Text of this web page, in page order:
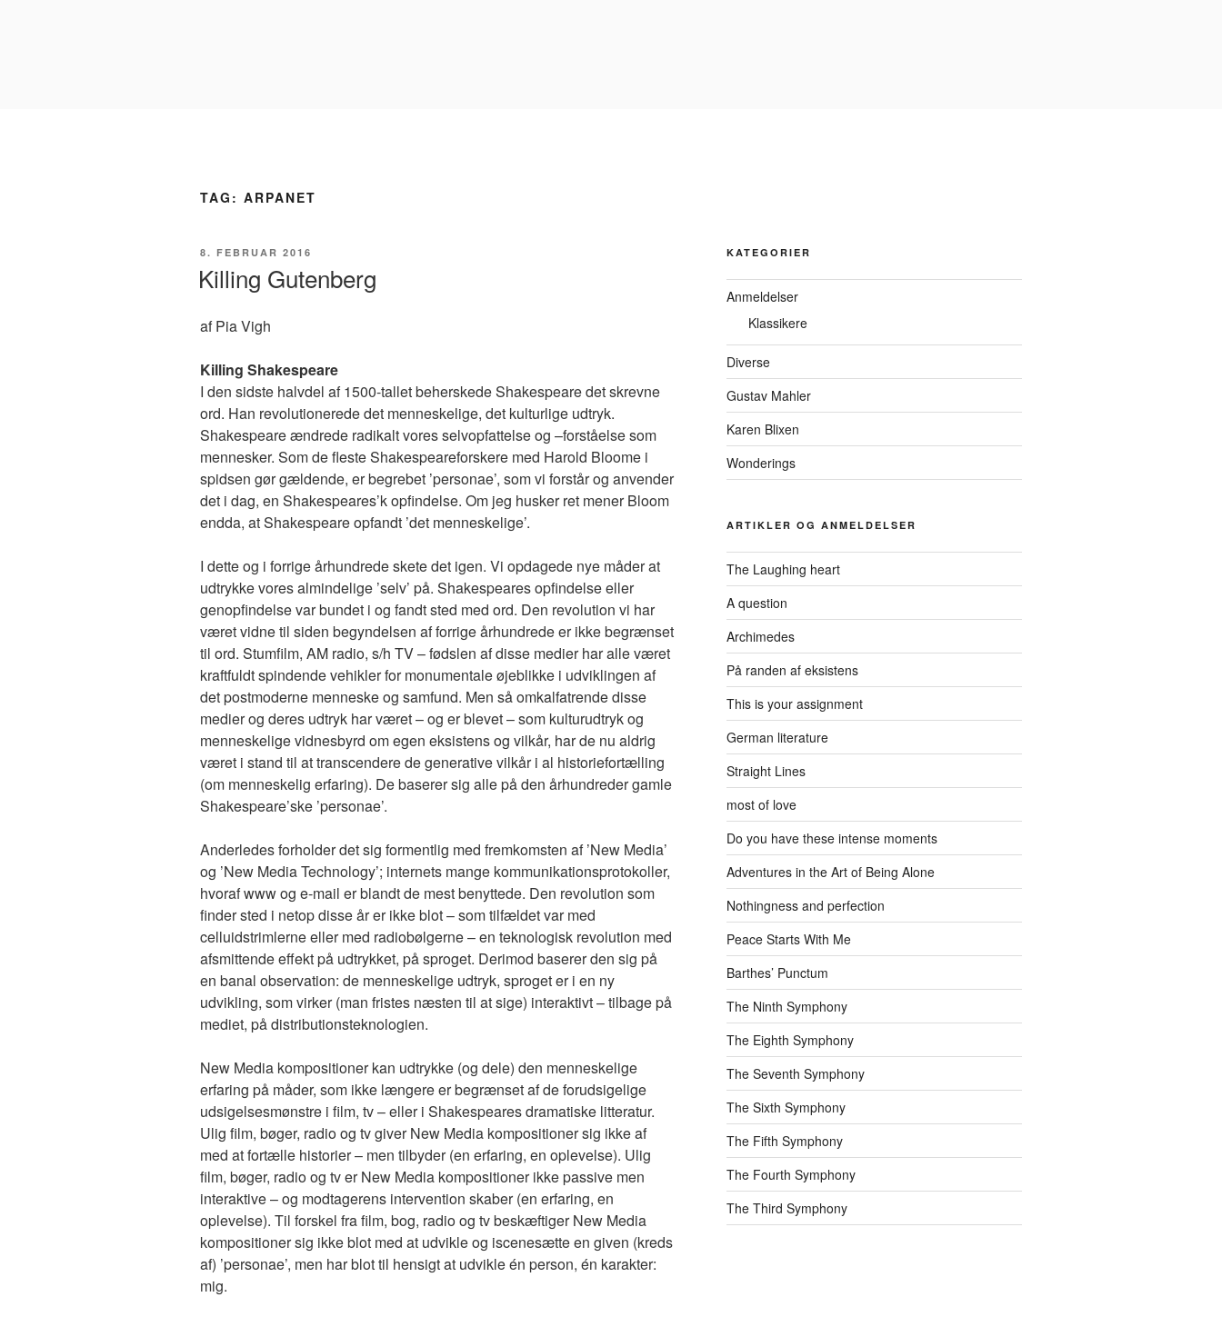
TAG: ARPANET
UDGIVET
8. FEBRUAR 2016
Killing Gutenberg
af Pia Vigh
Killing Shakespeare
I den sidste halvdel af 1500-tallet beherskede Shakespeare det skrevne
ord. Han revolutionerede det menneskelige, det kulturlige udtryk.
Shakespeare ændrede radikalt vores selvopfattelse og –forståelse som
mennesker. Som de fleste Shakespeareforskere med Harold Bloome i
spidsen gør gældende, er begrebet ’personae’, som vi forstår og anvender
det i dag, en Shakespeares’k opfindelse. Om jeg husker ret mener Bloom
endda, at Shakespeare opfandt ’det menneskelige’.
I dette og i forrige århundrede skete det igen. Vi opdagede nye måder at
udtrykke vores almindelige ’selv’ på. Shakespeares opfindelse eller
genopfindelse var bundet i og fandt sted med ord. Den revolution vi har
været vidne til siden begyndelsen af forrige århundrede er ikke begrænset
til ord. Stumfilm, AM radio, s/h TV – fødslen af disse medier har alle været
kraftfuldt spindende vehikler for monumentale øjeblikke i udviklingen af
det postmoderne menneske og samfund. Men så omkalfatrende disse
medier og deres udtryk har været – og er blevet – som kulturudtryk og
menneskelige vidnesbyrd om egen eksistens og vilkår, har de nu aldrig
været i stand til at transcendere de generative vilkår i al historiefortælling
(om menneskelig erfaring). De baserer sig alle på den århundreder gamle
Shakespeare’ske ’personae’.
Anderledes forholder det sig formentlig med fremkomsten af ’New Media’
og ’New Media Technology’; internets mange kommunikationsprotokoller,
hvoraf www og e-mail er blandt de mest benyttede. Den revolution som
finder sted i netop disse år er ikke blot – som tilfældet var med
celluidstrimlerne eller med radiobølgerne – en teknologisk revolution med
afsmittende effekt på udtrykket, på sproget. Derimod baserer den sig på
en banal observation: de menneskelige udtryk, sproget er i en ny
udvikling, som virker (man fristes næsten til at sige) interaktivt – tilbage på
mediet, på distributionsteknologien.
New Media kompositioner kan udtrykke (og dele) den menneskelige
erfaring på måder, som ikke længere er begrænset af de forudsigelige
udsigelsesmønstre i film, tv – eller i Shakespeares dramatiske litteratur.
Ulig film, bøger, radio og tv giver New Media kompositioner sig ikke af
med at fortælle historier – men tilbyder (en erfaring, en oplevelse). Ulig
film, bøger, radio og tv er New Media kompositioner ikke passive men
interaktive – og modtagerens intervention skaber (en erfaring, en
oplevelse). Til forskel fra film, bog, radio og tv beskæftiger New Media
kompositioner sig ikke blot med at udvikle og iscenesætte en given (kreds
af) ’personae’, men har blot til hensigt at udvikle én person, én karakter:
mig.
KATEGORIER
Anmeldelser
Klassikere
Diverse
Gustav Mahler
Karen Blixen
Wonderings
ARTIKLER OG ANMELDELSER
The Laughing heart
A question
Archimedes
På randen af eksistens
This is your assignment
German literature
Straight Lines
most of love
Do you have these intense moments
Adventures in the Art of Being Alone
Nothingness and perfection
Peace Starts With Me
Barthes’ Punctum
The Ninth Symphony
The Eighth Symphony
The Seventh Symphony
The Sixth Symphony
The Fifth Symphony
The Fourth Symphony
The Third Symphony